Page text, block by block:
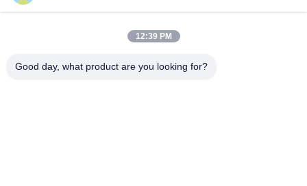
8 > >>
12:39 PM
Good day, what product are you looking for?